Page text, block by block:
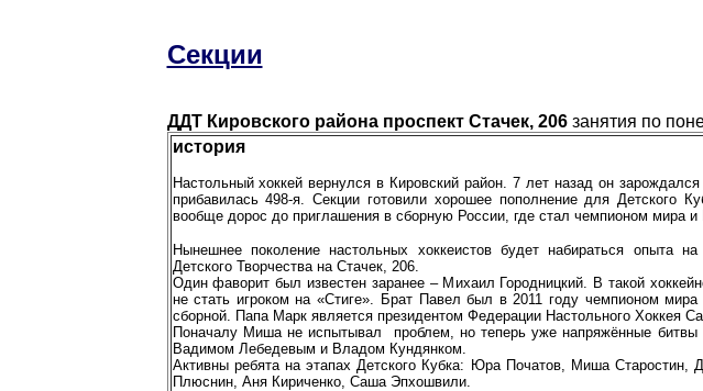
Секции
ДДТ Кировского района проспект Стачек, 206 занятия по
история
Настольный хоккей вернулся в Кировский район. 7 лет назад он
прибавилась 498-я. Секции готовили хорошее пополнение для Детского
вообще дорос до приглашения в сборную России, где стал чемпионом мира и
Нынешнее поколение настольных хоккеистов будет набираться опыта
Детского Творчества на Стачек, 206.
Один фаворит был известен заранее – Михаил Городницкий. В такой
не стать игроком на «Стиге». Брат Павел был в 2011 году чемпионом мира
сборной. Папа Марк является президентом Федерации Настольного Хоккея
Поначалу Миша не испытывал проблем, но теперь уже напряжённые битвы
Вадимом Лебедевым и Владом Кундянком.
Активны ребята на этапах Детского Кубка: Юра Початов, Миша Старостин,
Плюснин, Аня Кириченко, Саша Эпхошвили.